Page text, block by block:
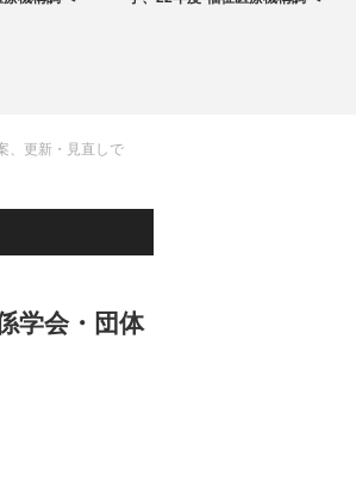
、更新・見直しで
学会・団体